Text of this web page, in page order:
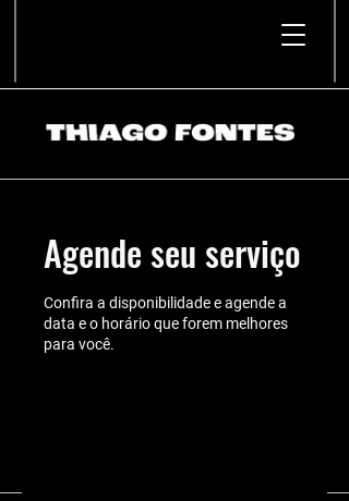
Agende seu serviço
Confira a disponibilidade e agende a
data e o horário que forem melhores
para você.